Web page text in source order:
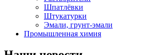
Шпатлёвки
Штукатурки
Эмали, грунт-эмали
Промышленная химия